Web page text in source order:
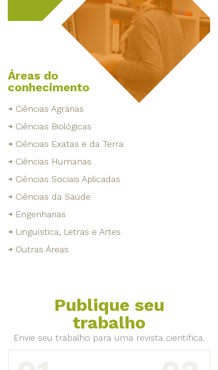
Áreas do
conhecimento
Ciências Agrárias
Ciências Biológicas
Ciências Exatas e da Terra
Ciências Humanas
Ciências Sociais Aplicadas
Ciências da Saúde
Engenharias
Linguística, Letras e Artes
Outras Áreas
Publique seu
trabalho
Envie seu trabalho para uma revista científica.